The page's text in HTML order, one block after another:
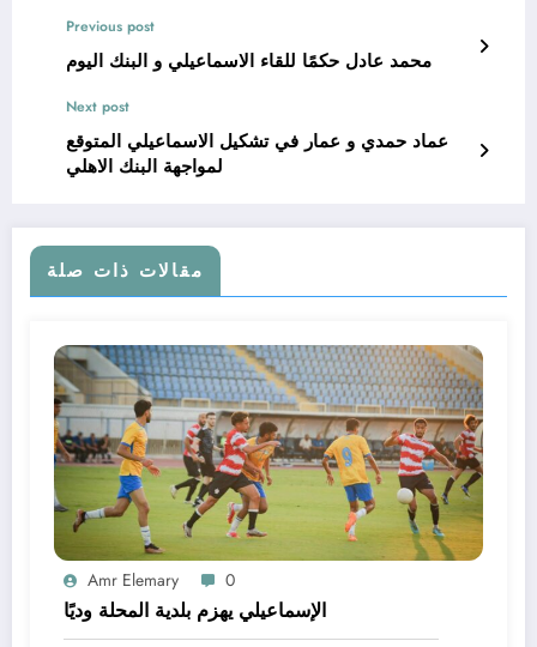
Previous post
محمد عادل حكمًا للقاء الاسماعيلي و البنك اليوم
Next post
عماد حمدي و عمار في تشكيل الاسماعيلي المتوقع
لمواجهة البنك الاهلي
مقالات ذات صلة
Amr Elemary 0
الإسماعيلي يهزم بلدية المحلة وديًا